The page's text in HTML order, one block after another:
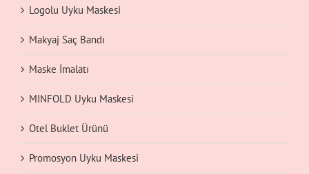
Logolu Uyku Maskesi
Makyaj Saç Bandı
Maske İmalatı
MINFOLD Uyku Maskesi
Otel Buklet Ürünü
Promosyon Uyku Maskesi